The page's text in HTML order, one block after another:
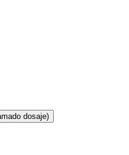
dosaje)